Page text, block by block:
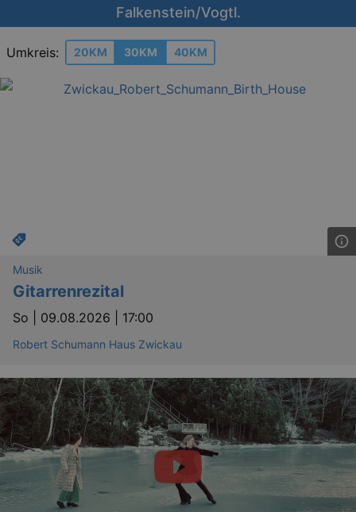
Falkenstein/Vogtl.
Umkreis: 20KM 30KM 40KM
Musik
Gitarrenrezital
So | 09.08.2026 | 17:00
Robert Schumann Haus Zwickau